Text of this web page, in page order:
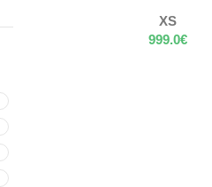
XS
999.0€